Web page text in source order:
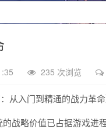
235 次浏览
从入门到精通的战力革命
战略价值已占据游戏进